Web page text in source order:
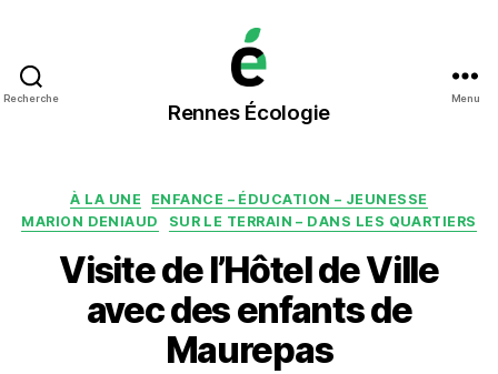
Recherche
Rennes
Écologie
Rennes Écologie
Menu
Catégories
À LA UNE
ENFANCE – ÉDUCATION – JEUNESSE
MARION DENIAUD
SUR LE TERRAIN – DANS LES QUARTIERS
Visite de l’Hôtel de Ville
avec des enfants de
Maurepas